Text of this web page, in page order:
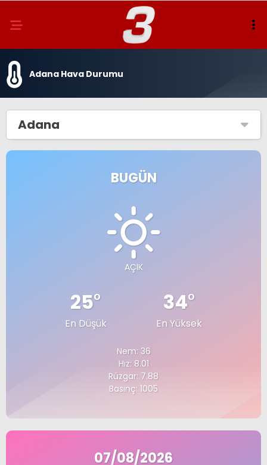
Adana Hava Durumu
Adana
BUGÜN
AÇIK
25°
En Düşük
34°
En Yüksek
Nem: 36
Hız: 8.01
Rüzgar: 7.88
Basınç: 1005
07/08/2026